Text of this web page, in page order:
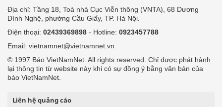
Địa chỉ: Tầng 18, Toà nhà Cục Viễn thông (VNTA), 68 Dương
Đình Nghệ, phường Cầu Giấy, TP. Hà Nội.
Điện thoại: 02439369898 - Hotline: 0923457788
Email: vietnamnet@vietnamnet.vn
© 1997 Báo VietNamNet. All rights reserved. Chỉ được phát hành
lại thông tin từ website này khi có sự đồng ý bằng văn bản của
báo VietNamNet.
Liên hệ quảng cáo